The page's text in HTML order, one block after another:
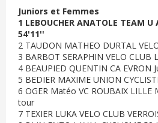
Juniors et Femmes
1 LEBOUCHER ANATOLE TEAM
54'11''
2 TAUDON MATHEO DURTAL
3 BARBOT SERAPHIN VELO CLUB
4 BEAUPIED QUENTIN CA EVRON
5 BEDIER MAXIME UNION
6 OGER Matéo VC ROUBAIX LILLE
tour
7 TEXIER LUKA VELO CLUB